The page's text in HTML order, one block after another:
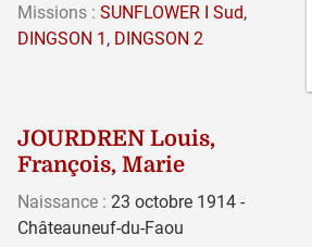
Missions : SUNFLOWER I Sud,
DINGSON 1 , DINGSON 2
JOURDREN Louis,
François, Marie
Naissance : 23 octobre 1914 -
Châteauneuf-du-Faou